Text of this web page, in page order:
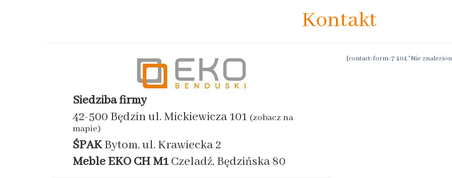
Kontakt
Siedziba firmy
42-500 Będzin ul. Mickiewicza 101 (zobacz na
mapie)
ŚPAKBytom, ul. Krawiecka 2
Meble EKO CH M1Czeladź, Będzińska 80
[contact-form-7 404 "Nie